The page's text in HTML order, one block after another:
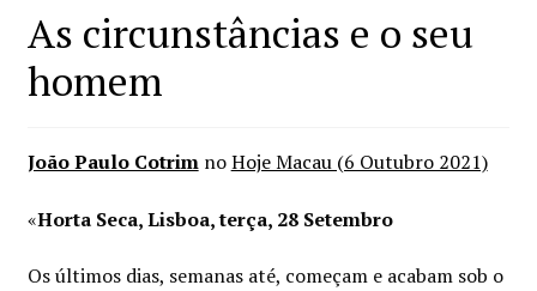
Mymosa
Contactos
Carrinho
As circunstâncias e o seu
homem
João Paulo CotrimnoHoje Macau (6 Outubro 2021)
«Horta Seca, Lisboa, terça, 28 Setembro
Os últimos dias, semanas até, começam e acabam sob o